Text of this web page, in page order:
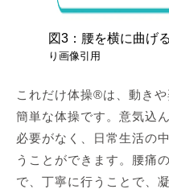
図3：腰を横に曲げ
り画像引用
これだけ体操®は、動き
簡単な体操です。意気込
必要がなく、日常生活の
うことができます。腰痛
で、丁寧に行うことで、